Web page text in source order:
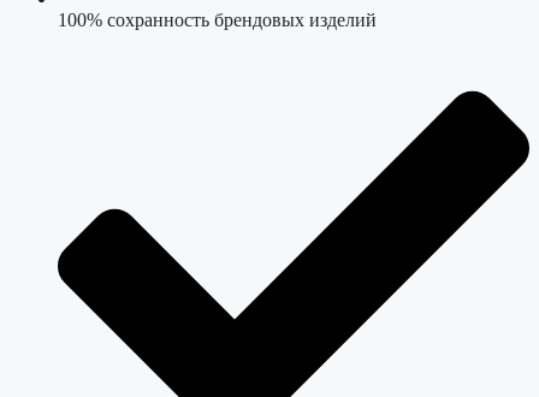
100% сохранность брендовых изделий